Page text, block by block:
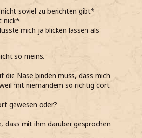
soviel zu berichten gibt*
nick*
mich ja blicken lassen als
so meins.
die Nase binden muss, dass mich
mit niemandem so richtig dort
gewesen oder?
dass mit ihm darüber gesprochen